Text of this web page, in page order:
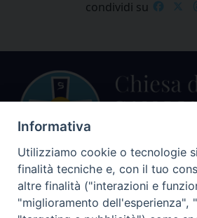
condividi su
Centralino Curia
0541 913711
Informativa
Utilizziamo cookie o tecnologie
finalità tecniche e, con il tuo
altre finalità ("interazioni e
"miglioramento dell'esperienza",